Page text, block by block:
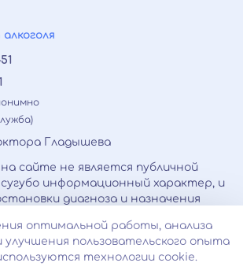
Гладышева
сайте не является публичной
информационный характер, и
диагноза и назначения
необходимо
с врачом. Консультационные
по телефону, мессенджерам и в
оптимальной работы, анализа
улучшения пользовательского опыта
технологии cookie.